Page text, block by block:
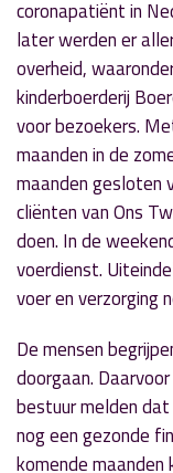
« Vorig nieuwsbericht
Een overzicht
8 maart 2021
stabiliseren
9 maart 2021
coronapatiënt in
later werden er
overheid,
kinderboerderij
voor bezoekers.
maanden in de
maanden gesloten
cliënten van Ons
doen. In de
voerdienst.
voer en verzorging
De mensen
doorgaan.
bestuur melden
nog een gezonde
komende maanden